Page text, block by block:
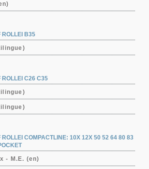
ROLLEI B35
ROLLEI C26 C35
ROLLEI COMPACTLINE: 10X 12X 50 52 64 80 83
- M.E. (en)